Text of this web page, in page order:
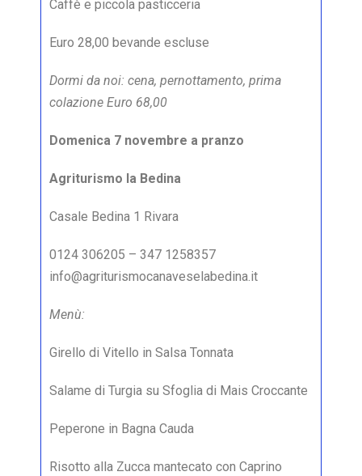
Caffè e piccola pasticceria
Euro 28,00 bevande escluse
Dormi da noi: cena, pernottamento, prima
colazione Euro 68,00
Domenica 7 novembre a pranzo
Agriturismo la Bedina
Casale Bedina 1 Rivara
0124 306205 – 347 1258357
info@agriturismocanaveselabedina.it
Menù:
Girello di Vitello in Salsa Tonnata
Salame di Turgia su Sfoglia di Mais Croccante
Peperone in Bagna Cauda
Risotto alla Zucca mantecato con Caprino